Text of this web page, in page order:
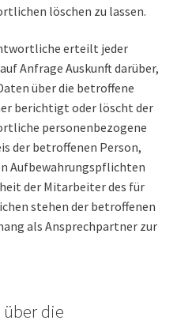
löschen zu lassen.
erteilt jeder
Anfrage Auskunft darüber,
über die betroffene
berichtigt oder löscht der
personenbezogene
der betroffenen Person,
Aufbewahrungspflichten
der Mitarbeiter des für
stehen der betroffenen
als Ansprechpartner zur
die